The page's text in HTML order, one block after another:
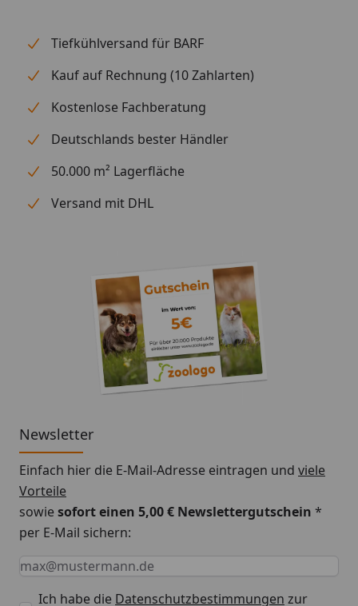
schützt bis zu 4 Wochen vor dem Wiederbefall mit
Gebrauchsanweisung
Tube öffnen (Kappe drehen um die Versiegelung
zu öffnen)
Zum Auftropfen auf die Haut das Fell
auseinaderteilen und die zu verabreichende
Menge/Tubeninhalt direkt auf die Haut in den
zuvor behandelte Hund mehrfach in heftigen Regen
oder ins Wasser geraten ist. Vor Gebrauch bitte
Packungsbeilage lesen.
Warnhinweis: Insektizide sicher verwenden. Vor
Gebrauch stets Kennzeichnung und
Produktinformation lesen.
Tiefkühlversand für BARF
Kauf auf Rechnung (10 Zahlarten)
Kostenlose Fachberatung
Deutschlands bester Händler
50.000 m² Lagerfläche
Versand mit DHL
Newsletter
Einfach hier die E-Mail-Adresse eintragen und viele
Vorteile
sowiesofort einen 5,00 € Newslettergutschein *
per E-Mail sichern:
Keine Eingabe erforderlich
Eingabe erforderlich
E-Mail *
Ich habe die Datenschutzbestimmungen zur